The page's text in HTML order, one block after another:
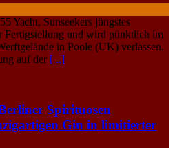
Yacht, Sunseekers jüngstes
Fertigstellung und wird pünktlich im
in Poole (UK) verlassen.
auf der [...]
Spirituosen
Gin in limitierter